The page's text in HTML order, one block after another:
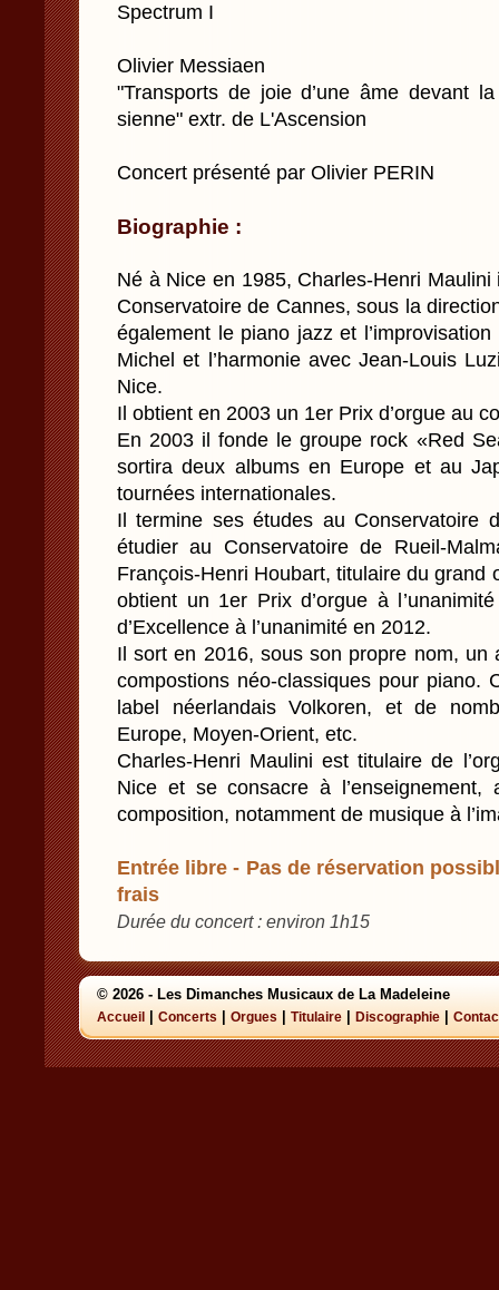
Spectrum I
Olivier Messiaen
"Transports de joie d’une âme devant
sienne" extr. de L'Ascension
Concert présenté par Olivier PERIN
Biographie :
Né à Nice en 1985, Charles-Henri Maulini
Conservatoire de Cannes, sous la
également le piano jazz et
Michel et l’harmonie avec Jean-Louis
Nice.
Il obtient en 2003 un 1er Prix d’orgue au
En 2003 il fonde le groupe rock «Red
sortira deux albums en Europe et au
tournées internationales.
Il termine ses études au Conservatoire
étudier au Conservatoire de Rueil-
François-Henri Houbart, titulaire du grand
obtient un 1er Prix d’orgue à
d’Excellence à l’unanimité en 2012.
Il sort en 2016, sous son propre nom, un
compostions néo-classiques pour piano.
label néerlandais Volkoren, et de
Europe, Moyen-Orient, etc.
Charles-Henri Maulini est titulaire de
Nice et se consacre à l’enseignement,
composition, notamment de musique à
Entrée libre - Pas de réservation
frais
Durée du concert : environ 1h15
© 2026 - Les Dimanches Musicaux de La Madeleine
Accueil Concerts Orgues Titulaire Discographie